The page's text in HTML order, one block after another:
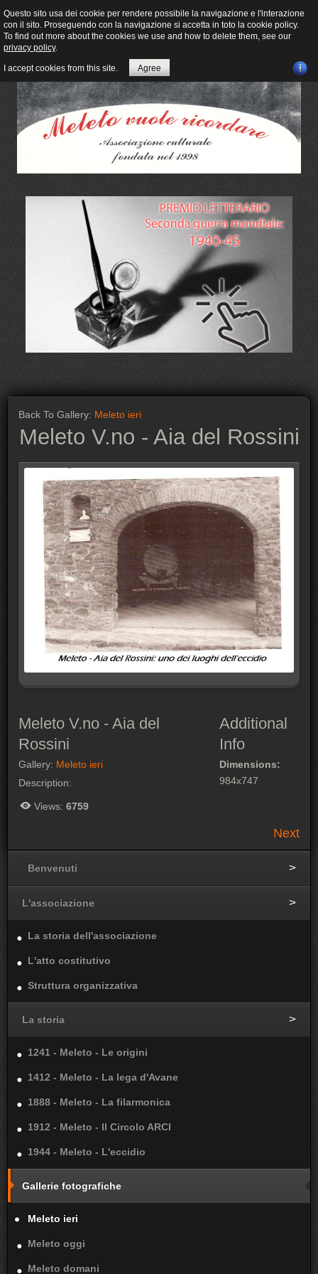
Back To Gallery: Meleto ieri
Meleto V.no - Aia del Rossini
Meleto V.no - Aia del
Rossini
Gallery: Meleto ieri
Description:
Views:6759
Additional
Info
Dimensions:
984x747
Next
Benvenuti
L'associazione
La storia dell'associazione
L'atto costitutivo
Struttura organizzativa
La storia
1241 - Meleto - Le origini
1412 - Meleto - La lega d'Avane
1888 - Meleto - La filarmonica
1912 - Meleto - Il Circolo ARCI
1944 - Meleto - L'eccidio
Gallerie fotografiche
Meleto ieri
Meleto oggi
Meleto domani
Questo sito usa dei cookie per rendere possibile la navigazione e l'interazione
con il sito. Proseguendo con la navigazione si accetta in toto la cookie policy.
To find out more about the cookies we use and how to delete them, see our
privacy policy.
I accept cookies from this site. Agree